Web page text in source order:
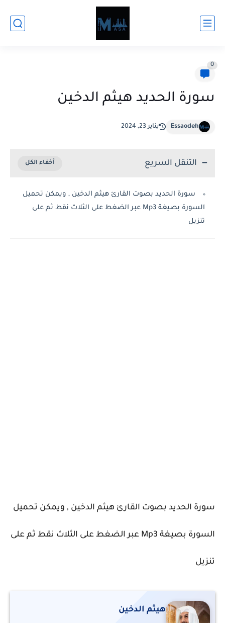
0
سورة الحديد هيثم الدخين
Essaodeh يناير 23, 2024
التنقل السريع
سورة الحديد بصوت القارئ هيثم الدخين , ويمكن تحميل
السورة بصيغة Mp3 عبر الضغط على الثلاث نقط ثم على
تنزيل
سورة الحديد بصوت القارئ هيثم الدخين , ويمكن تحميل
السورة بصيغة Mp3 عبر الضغط على الثلاث نقط ثم على
تنزيل
هيثم الدخين